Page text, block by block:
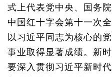
式上代表党中央、国务
中国红十字会第十一次
以习近平同志为核心的
事业取得显著成绩。新
要深入贯彻习近平新时